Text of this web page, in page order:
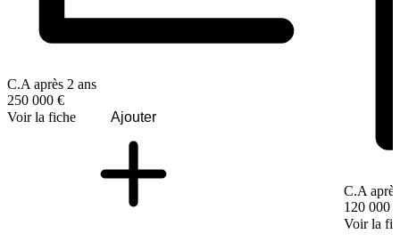
C.A après 2 ans
250 000 €
Voir la fiche
Ajouter
C.A
120 000 €
Voir la